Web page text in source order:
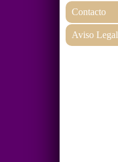
Contacto
Aviso Legal